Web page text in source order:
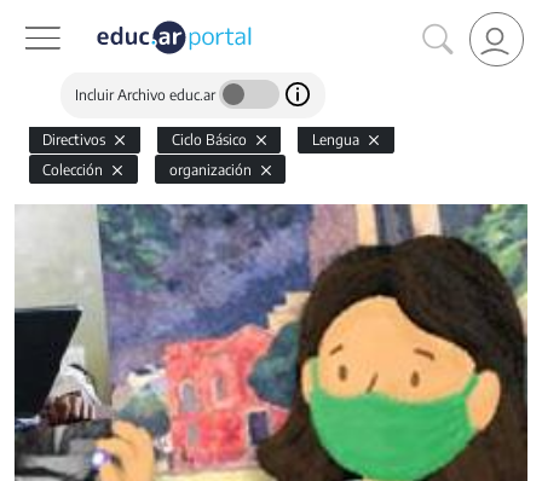
Incluir Archivo educ.ar
Directivos Ciclo Básico
Lengua
Colección
organización